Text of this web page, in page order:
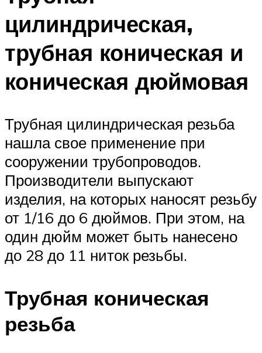
цилиндрическая,
трубная коническая и
коническая дюймовая
Трубная цилиндрическая резьба
нашла свое применение при
сооружении трубопроводов.
Производители выпускают
изделия, на которых наносят резьбу
от 1/16 до 6 дюймов. При этом, на
один дюйм может быть нанесено
до 28 до 11 ниток резьбы.
Трубная коническая
резьба